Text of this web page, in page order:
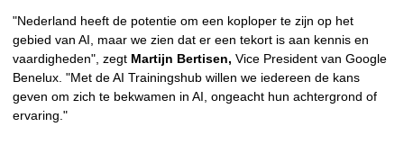
"Nederland heeft de potentie om een koploper te zijn op het
gebied van AI, maar we zien dat er een tekort is aan kennis en
vaardigheden", zegt Martijn Bertisen, Vice President van Google
Benelux. "Met de AI Trainingshub willen we iedereen de kans
geven om zich te bekwamen in AI, ongeacht hun achtergrond of
ervaring."